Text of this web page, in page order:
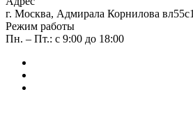
г. Москва, Адмирала Корнилова
Режим работы
Пн. – Пт.: с 9:00 до 18:00